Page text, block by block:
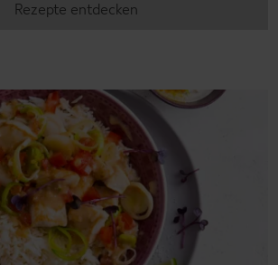
Rezepte entdecken